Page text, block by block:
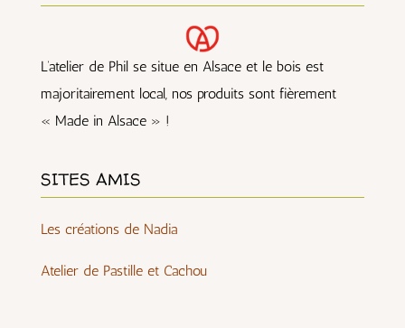
L’atelier de Phil se situe en Alsace et le bois est
majoritairement local, nos produits sont fièrement
« Made in Alsace » !
SITES AMIS
Les créations de Nadia
Atelier de Pastille et Cachou